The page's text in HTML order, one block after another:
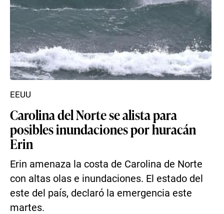
Carolina del Norte se alista para
posibles inundaciones por huracán
Erin
Erin amenaza la costa de Carolina de Norte
con altas olas e inundaciones. El estado del
este del país, declaró la emergencia este
martes.
EEUU